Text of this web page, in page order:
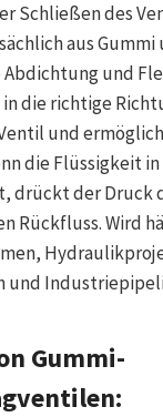
Schließen des
aus
Abdichtung und
die richtige
und
die Flüssigkeit
drückt der Druck
Rückfluss. Wird
und
Gummi-